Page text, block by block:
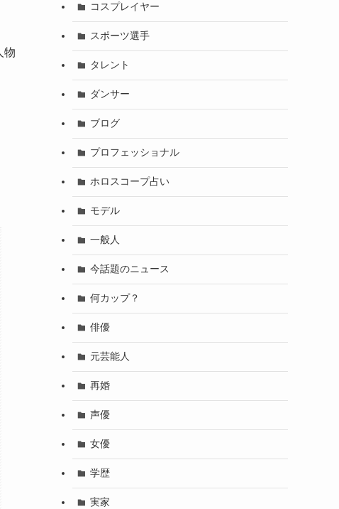
物
コスプレイヤー
スポーツ選手
タレント
ダンサー
ブログ
プロフェッショナル
ホロスコープ占い
モデル
一般人
今話題のニュース
何カップ？
俳優
元芸能人
再婚
声優
女優
学歴
実家